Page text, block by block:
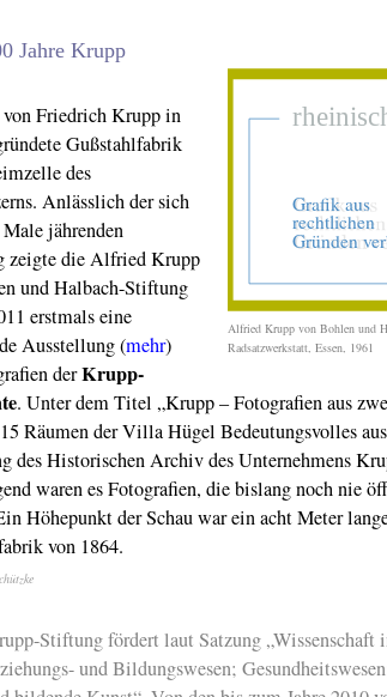
Alfried Krupp von Bohlen und
Radsatzwerkstatt, Essen, 1961
Jahre Krupp
Friedrich Krupp in
Gußstahlfabrik
des
Anlässlich der sich
jährenden
zeigte die Alfried Krupp
und Halbach-Stiftung
erstmals eine
Ausstellung (mehr)
derKrupp-
. Unter dem Titel „Krupp – Fotografien aus
Räumen der Villa Hügel Bedeutungsvolles
des Historischen Archiv des Unternehmens
waren es Fotografien, die bislang noch nie
Höhepunkt der Schau war ein acht Meter
von 1864.
Stiftung fördert laut Satzung „Wissenschaft
und Bildungswesen;